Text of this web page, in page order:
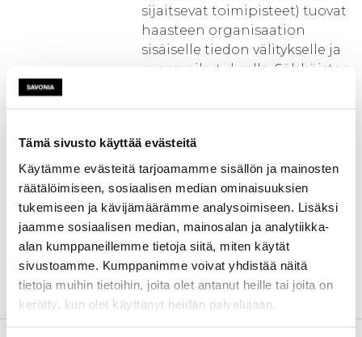
Tämä sivusto käyttää evästeitä
Käytämme evästeitä tarjoamamme sisällön ja mainosten
räätälöimiseen, sosiaalisen median ominaisuuksien
tukemiseen ja kävijämäärämme analysoimiseen. Lisäksi
jaamme sosiaalisen median, mainosalan ja analytiikka-
alan kumppaneillemme tietoja siitä, miten käytät
sivustoamme. Kumppanimme voivat yhdistää näitä
tietoja muihin tietoihin, joita olet antanut heille tai joita on
kerätty, kun olet käyttänyt heidän palvelujaan.
sijaitsevat toimipisteet) tuovat
haasteen organisaation
sisäiselle tiedon välitykselle ja
vuorovaikutukselle. Sähköisten
konsultaatiokäytäntöjen
organisaation toimintaa,
edistää
tiedon ja osaamisen
liikkumista, mahdollistaa
työntekijöiden ja esimiesten
vertaistuki ja parantaa
tuottavuutta (mm.
matkakustannusten
säästyminen).